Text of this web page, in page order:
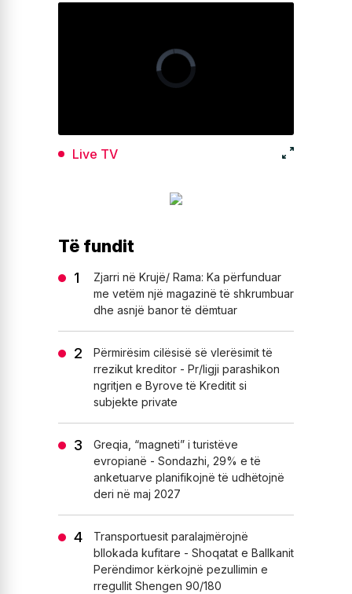
Live TV
Të fundit
Zjarri në Krujë/ Rama: Ka përfunduar
me vetëm një magazinë të shkrumbuar
dhe asnjë banor të dëmtuar
Përmirësim cilësisë së vlerësimit të
rrezikut kreditor - Pr/ligji parashikon
ngritjen e Byrove të Kreditit si
subjekte private
Greqia, “magneti” i turistëve
evropianë - Sondazhi, 29% e të
anketuarve planifikojnë të udhëtojnë
deri në maj 2027
Transportuesit paralajmërojnë
bllokada kufitare - Shoqatat e Ballkanit
Perëndimor kërkojnë pezullimin e
rregullit Shengen 90/180